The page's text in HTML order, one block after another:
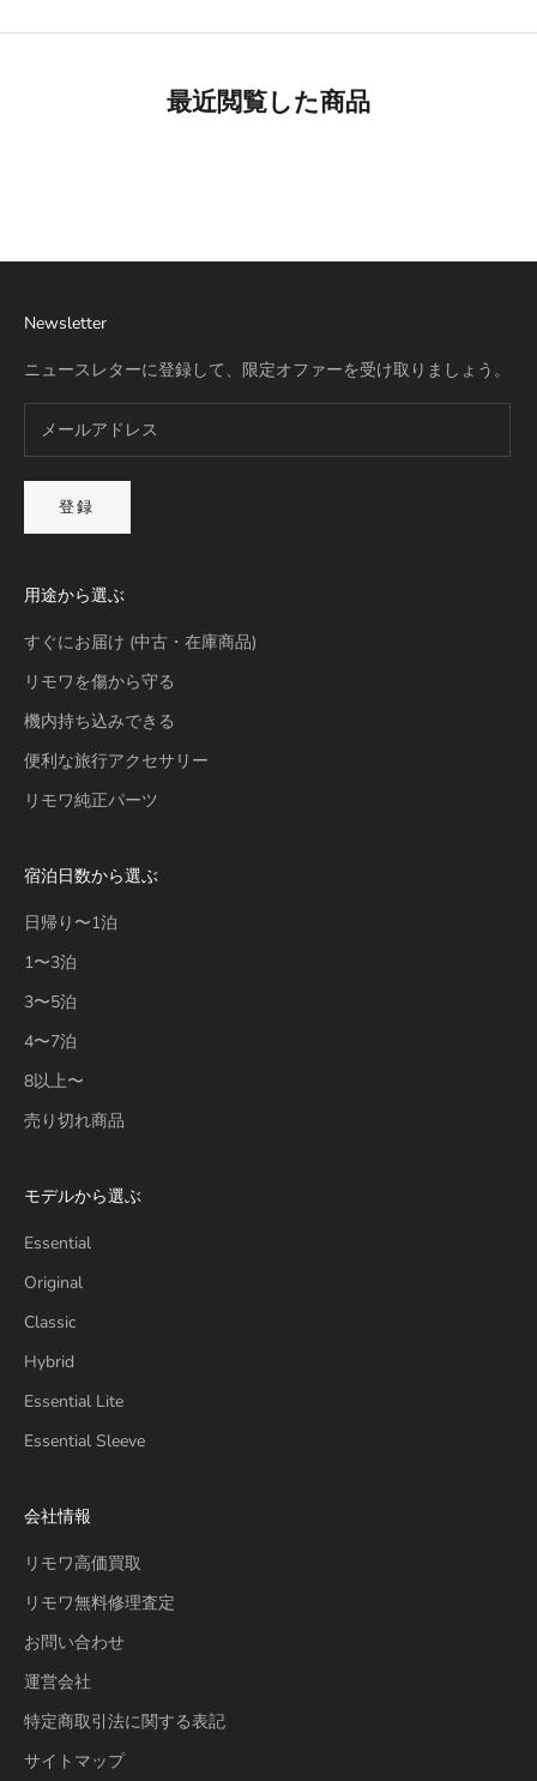
最近閲覧した商品
Newsletter
ニュースレターに登録して、限定オファーを受け取りましょう。
登録
用途から選ぶ
すぐにお届け (中古・在庫商品)
リモワを傷から守る
機内持ち込みできる
便利な旅行アクセサリー
リモワ純正パーツ
宿泊日数から選ぶ
日帰り〜1泊
1〜3泊
3〜5泊
4〜7泊
8以上〜
売り切れ商品
モデルから選ぶ
Essential
Original
Classic
Hybrid
Essential Lite
Essential Sleeve
会社情報
リモワ高価買取
リモワ無料修理査定
お問い合わせ
運営会社
特定商取引法に関する表記
サイトマップ